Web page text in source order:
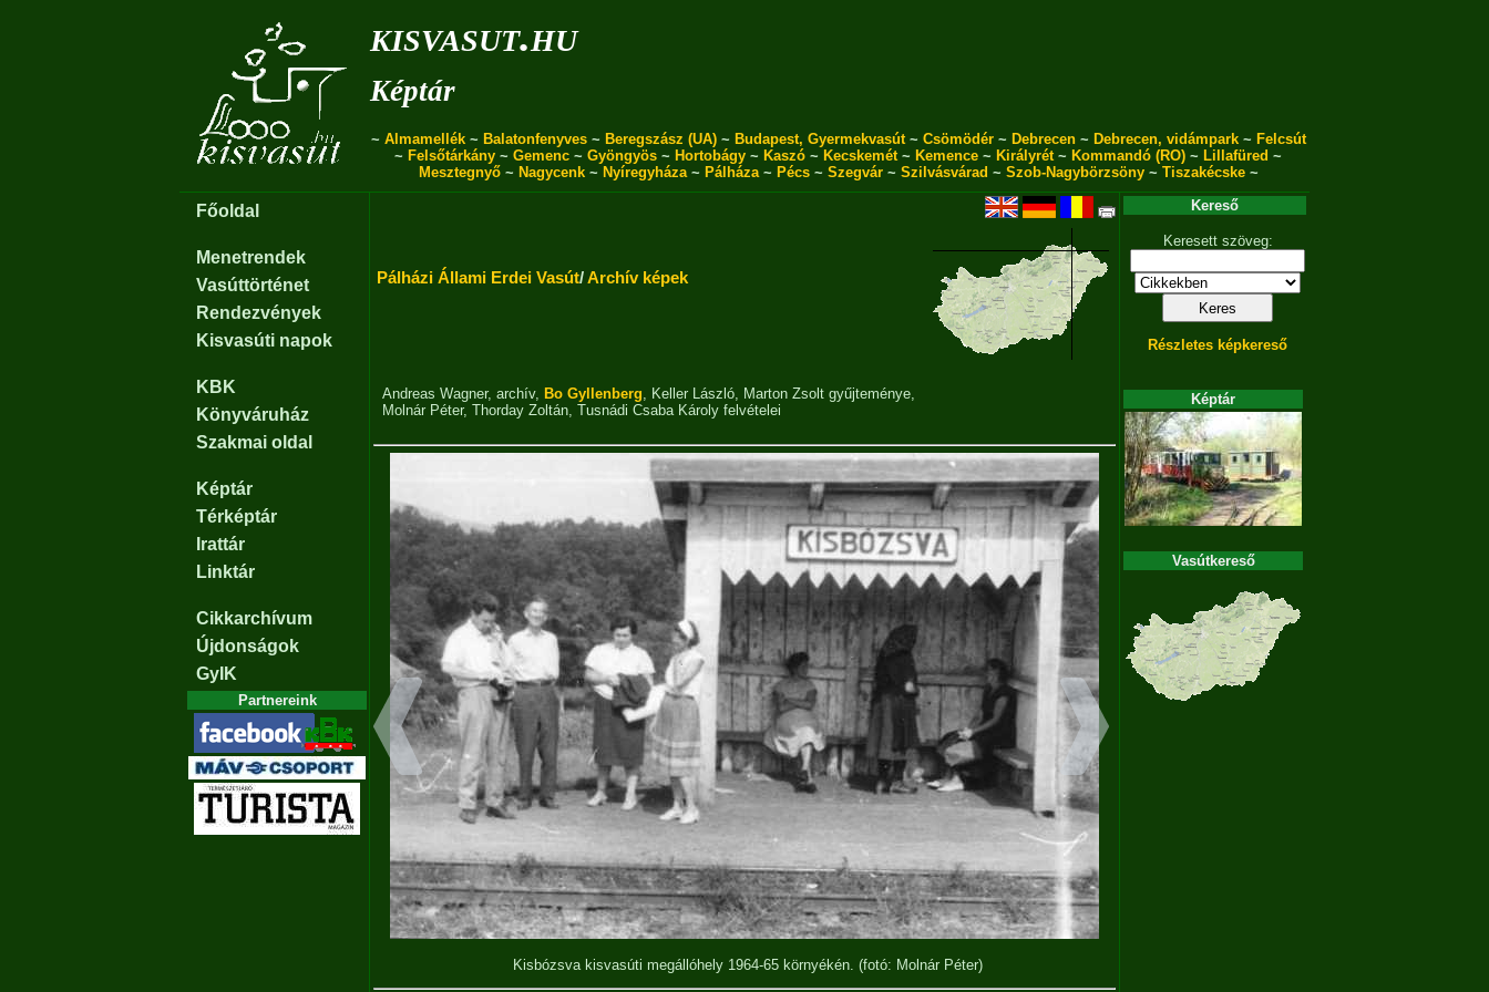
kisvasut.hu
Képtár
~ Almamellék~ Balatonfenyves~ Beregszász (UA)~ Budapest, Gyermekvasút~ Csömödér~ Debrecen~ Debrecen, vidámpark~ Felcsút
~ Felsőtárkány ~ Gemenc ~ Gyöngyös ~ Hortobágy ~ Kaszó ~ Kecskemét~ Kemence ~ Királyrét~ Kommandó (RO) ~ Lillafüred ~
Mesztegnyő~ Nagycenk~ Nyíregyháza~ Pálháza~ Pécs~ Szegvár~ Szilvásvárad ~ Szob-Nagybörzsöny~ Tiszakécske~
Főoldal
Menetrendek
Vasúttörténet
Rendezvények
Kisvasúti napok
KBK
Könyváruház
Szakmai oldal
Képtár
Térképtár
Irattár
Linktár
Cikkarchívum
Újdonságok
GyIK
Partnereink
Pálházi Állami Erdei Vasút/Archív képek
Andreas Wagner, archív, Bo Gyllenberg, Keller László, Marton Zsolt gyűjteménye,
Molnár Péter, Thorday Zoltán, Tusnádi Csaba Károly felvételei
Kisbózsva kisvasúti megállóhely 1964-65 környékén. (fotó: Molnár Péter)
Kereső
Keresett szöveg:
Részletes képkereső
Képtár
Vasútkereső